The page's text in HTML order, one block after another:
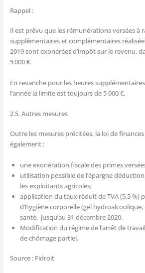
Rappel :
Il est prévu que les rémunérations versées à
supplémentaires et complémentaires
2019 sont exonérées d’impôt sur le revenu,
5 000 €.
En revanche pour les heures
l’année la limite est toujours de 5 000 €.
2.5. Autres mesures
Outre les mesures précitées, la loi de
également :
une exonération fiscale des primes
utilisation possible de l’épargne
les exploitants agricoles;
application du taux réduit de TVA (5,5 %)
d’hygiène corporelle (gel
santé, jusqu’au 31 décembre 2020.
Modification du régime de l’arrêt de
de chômage partiel.
Source : Fidroit